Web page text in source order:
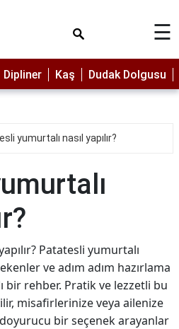
☰
Dipliner Kaş Dudak Dolgusu
yumurtalı nasıl yapılır?
Patatesli yumurtalı
ve adım adım hazırlama
bir rehber. Pratik ve lezzetli bu
misafirlerinize veya ailenize
bir seçenek arayanlar